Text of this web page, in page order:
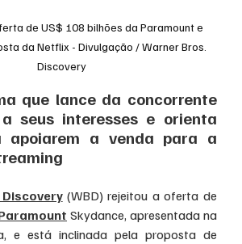
de US$ 108 bilhões da Paramount e
da Netflix - Divulgação / Warner Bros.
Discovery
que lance da concorrente
seus interesses e orienta
apoiarem a venda para a
(WBD) rejeitou a oferta de
Skydance, apresentada na
e está inclinada pela proposta de